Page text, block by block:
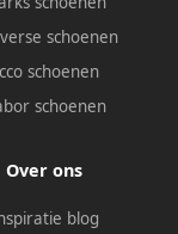
schoenen
schoenen
schoenen
Over ons
blog